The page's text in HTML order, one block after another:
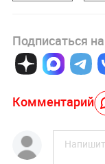
Подписаться
Комментарий